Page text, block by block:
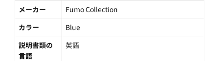
メーカー
Fumo Collection
カラー
Blue
説明書類の
言語
英語